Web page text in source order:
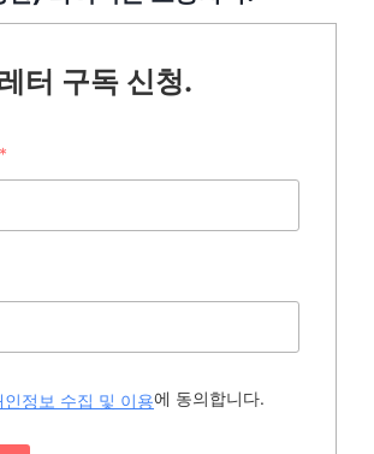
터 구독 신청.
*
인정보 수집 및 이용에 동의합니다.